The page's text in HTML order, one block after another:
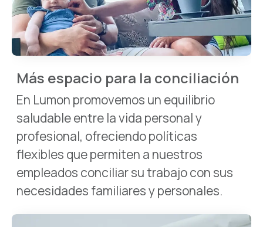
Más espacio para la conciliación
En Lumon promovemos un equilibrio
saludable entre la vida personal y
profesional, ofreciendo políticas
flexibles que permiten a nuestros
empleados conciliar su trabajo con sus
necesidades familiares y personales.